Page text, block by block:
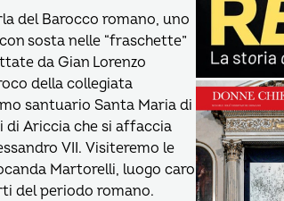
del Barocco romano, uno
sosta nelle “fraschette”
da Gian Lorenzo
della collegiata
santuario Santa Maria di
di Ariccia che si affaccia
VII. Visiteremo le
Martorelli, luogo caro
del periodo romano.